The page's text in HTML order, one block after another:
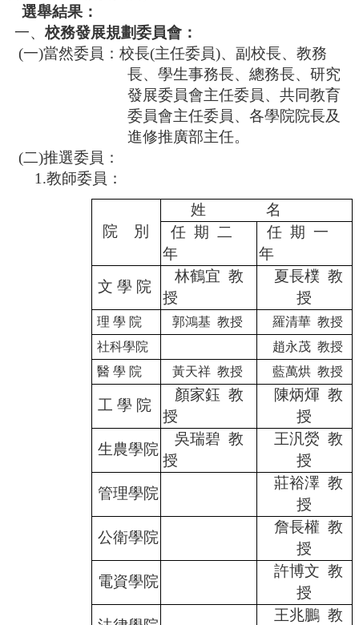
選舉結果：
一、校務發展規劃委員會 ：
(一)當然委員：校長(主任委員)、副校長、教務
長、學生事務長、總務長、研究
發展委員會主任委員、共同教育
委員會主任委員、各學院院長及
進修推廣部主任。
(二)推選委員：
1.教師委員：
院 別
姓
名
任 期
二
年
任 期 一
年
文 學 院
林鶴宜 教
授
夏長樸 教
授
理 學 院 郭鴻基 教授 羅清華 教授
社科學院
趙永茂 教授
醫 學 院
黃天祥 教授 藍萬烘 教授
工 學 院
顏家鈺 教
授
陳炳煇 教
授
生農學院
吳瑞碧 教
授
王汎熒 教
授
管理學院
莊裕澤 教
授
公衛學院
詹長權 教
授
電資學院
許博文 教
授
王兆鵬 教